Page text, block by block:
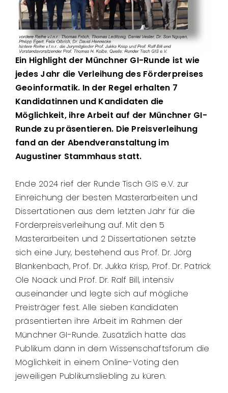
Ein Highlight der Münchner GI-Runde ist wie
jedes Jahr die Verleihung des Förderpreises
Geoinformatik. In der Regel erhalten 7
Kandidatinnen und Kandidaten die
Möglichkeit, ihre Arbeit auf der Münchner GI-
Runde zu präsentieren. Die Preisverleihung
fand an der Abendveranstaltung im
Augustiner Stammhaus statt.
Ende 2024 rief der Runde Tisch GIS e.V. zur
Einreichung der besten Masterarbeiten und
Dissertationen aus dem letzten Jahr für die
Förderpreisverleihung auf. Mit den 5
Masterarbeiten und 2 Dissertationen setzte
sich eine Jury, bestehend aus Prof. Dr. Jörg
Blankenbach, Prof. Dr. Jukka Krisp, Prof. Dr. Patrick
Ole Noack und Prof. Dr. Ralf Bill, intensiv
auseinander und legte sich auf mögliche
Preisträger fest. Alle sieben Kandidaten
präsentierten ihre Arbeit im Rahmen der
Münchner GI-Runde. Zusätzlich hatte das
Publikum dann in dem Wissenschaftsforum die
Möglichkeit in einem Online-Voting den
jeweiligen Publikumsliebling zu küren.